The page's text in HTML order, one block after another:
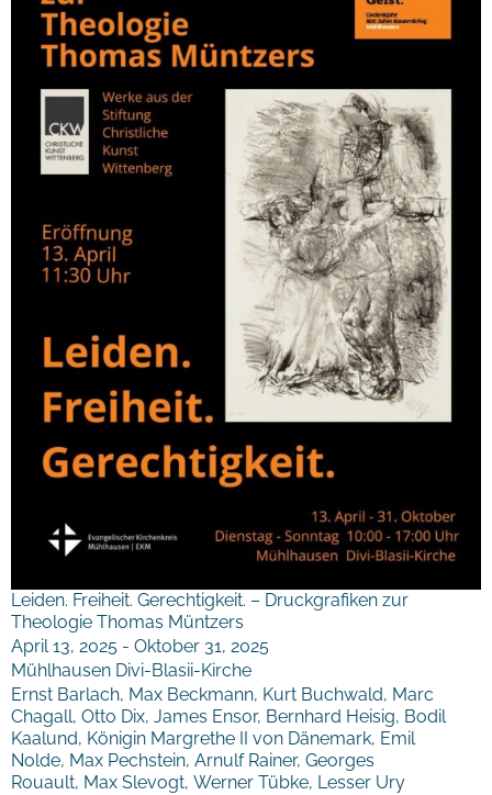
Leiden. Freiheit. Gerechtigkeit. – Druckgrafiken zur
Theologie Thomas Müntzers
April 13, 2025 - Oktober 31, 2025
Mühlhausen Divi-Blasii-Kirche
Ernst Barlach, Max Beckmann, Kurt Buchwald, Marc
Chagall, Otto Dix, James Ensor, Bernhard Heisig, Bodil
Kaalund, Königin Margrethe II von Dänemark, Emil
Nolde, Max Pechstein, Arnulf Rainer, Georges
Rouault, Max Slevogt, Werner Tübke, Lesser Ury